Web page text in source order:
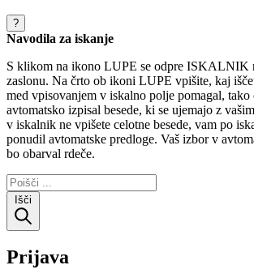
?
Navodila za iskanje
S klikom na ikono LUPE se odpre ISKALNIK
zaslonu. Na črto ob ikoni LUPE vpišite, kaj
med vpisovanjem v iskalno polje pomagal, tako
avtomatsko izpisal besede, ki se ujemajo z
v iskalnik ne vpišete celotne besede, vam po
ponudil avtomatske predloge. Vaš izbor v
bo obarval rdeče.
Išči
Prijava